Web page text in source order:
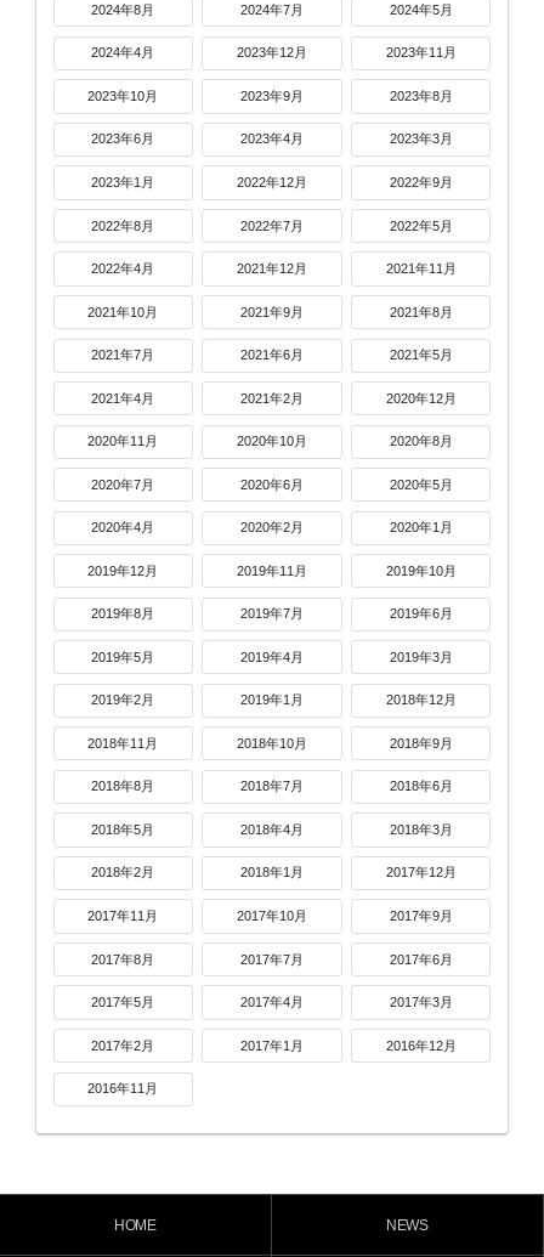
2024年8月 2024年7月 2024年5月
2024年4月 2023年12月 2023年11月
2023年10月 2023年9月 2023年8月
2023年6月 2023年4月 2023年3月
2023年1月 2022年12月 2022年9月
2022年8月 2022年7月 2022年5月
2022年4月 2021年12月 2021年11月
2021年10月 2021年9月 2021年8月
2021年7月 2021年6月 2021年5月
2021年4月 2021年2月 2020年12月
2020年11月 2020年10月 2020年8月
2020年7月 2020年6月 2020年5月
2020年4月 2020年2月 2020年1月
2019年12月 2019年11月 2019年10月
2019年8月 2019年7月 2019年6月
2019年5月 2019年4月 2019年3月
2019年2月 2019年1月 2018年12月
2018年11月 2018年10月 2018年9月
2018年8月 2018年7月 2018年6月
2018年5月 2018年4月 2018年3月
2018年2月 2018年1月 2017年12月
2017年11月 2017年10月 2017年9月
2017年8月 2017年7月 2017年6月
2017年5月 2017年4月 2017年3月
2017年2月 2017年1月 2016年12月
2016年11月
HOME NEWS